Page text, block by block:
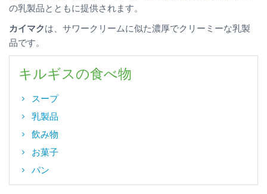
の乳製品とともに提供されます。
カイマクは、サワークリームに似た濃厚でクリーミーな乳製
品です。
キルギスの食べ物
スープ
乳製品
飲み物
お菓子
パン